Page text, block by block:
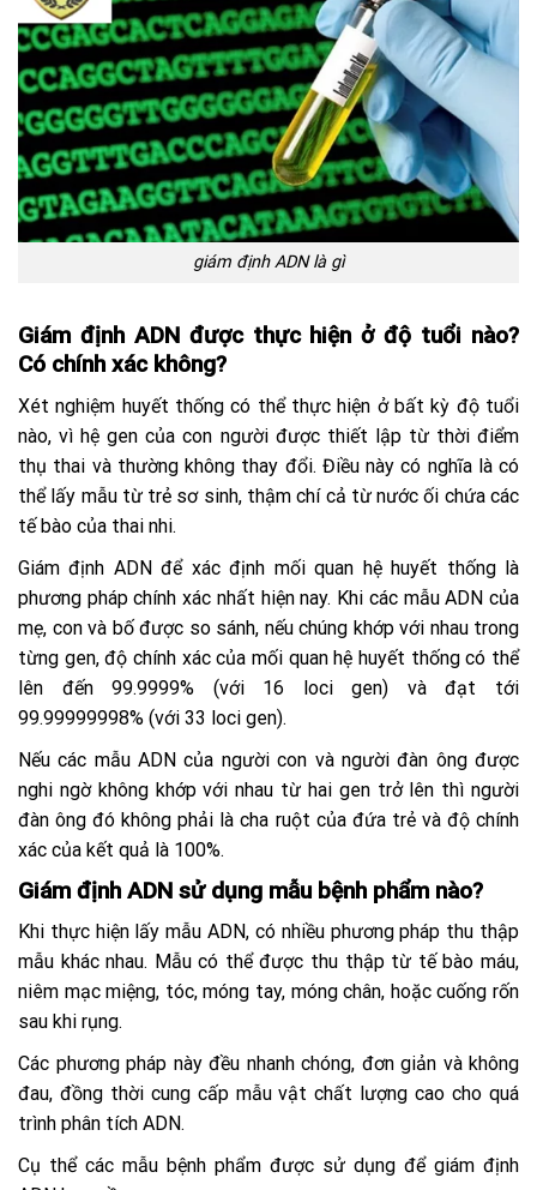
giám định ADN là gì
Giám định ADN được thực hiện ở độ tuổi nào?
Có chính xác không?
Xét nghiệm huyết thống có thể thực hiện ở bất kỳ độ tuổi
nào, vì hệ gen của con người được thiết lập từ thời điểm
thụ thai và thường không thay đổi. Điều này có nghĩa là có
thể lấy mẫu từ trẻ sơ sinh, thậm chí cả từ nước ối chứa các
tế bào của thai nhi.
Giám định ADN để xác định mối quan hệ huyết thống là
phương pháp chính xác nhất hiện nay. Khi các mẫu ADN của
mẹ, con và bố được so sánh, nếu chúng khớp với nhau trong
từng gen, độ chính xác của mối quan hệ huyết thống có thể
lên đến 99.9999% (với 16 loci gen) và đạt tới
99.99999998% (với 33 loci gen).
Nếu các mẫu ADN của người con và người đàn ông được
nghi ngờ không khớp với nhau từ hai gen trở lên thì người
đàn ông đó không phải là cha ruột của đứa trẻ và độ chính
xác của kết quả là 100%.
Giám định ADN sử dụng mẫu bệnh phẩm nào?
Khi thực hiện lấy mẫu ADN, có nhiều phương pháp thu thập
mẫu khác nhau. Mẫu có thể được thu thập từ tế bào máu,
niêm mạc miệng, tóc, móng tay, móng chân, hoặc cuống rốn
sau khi rụng.
Các phương pháp này đều nhanh chóng, đơn giản và không
đau, đồng thời cung cấp mẫu vật chất lượng cao cho quá
trình phân tích ADN.
Cụ thể các mẫu bệnh phẩm được sử dụng để giám định